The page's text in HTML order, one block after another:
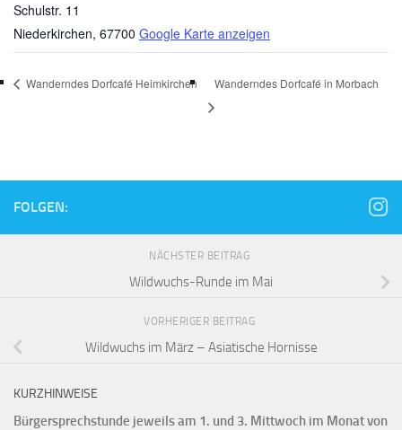
Schulstr. 11
Niederkirchen, 67700 Google Karte anzeigen
Wanderndes Dorfcafé Heimkirchen Wanderndes Dorfcafé in Morbach
FOLGEN:
NÄCHSTER BEITRAG
Wildwuchs-Runde im Mai
VORHERIGER BEITRAG
Wildwuchs im März – Asiatische Hornisse
KURZHINWEISE
Bürgersprechstunde jeweils am 1. und 3. Mittwoch im Monat von